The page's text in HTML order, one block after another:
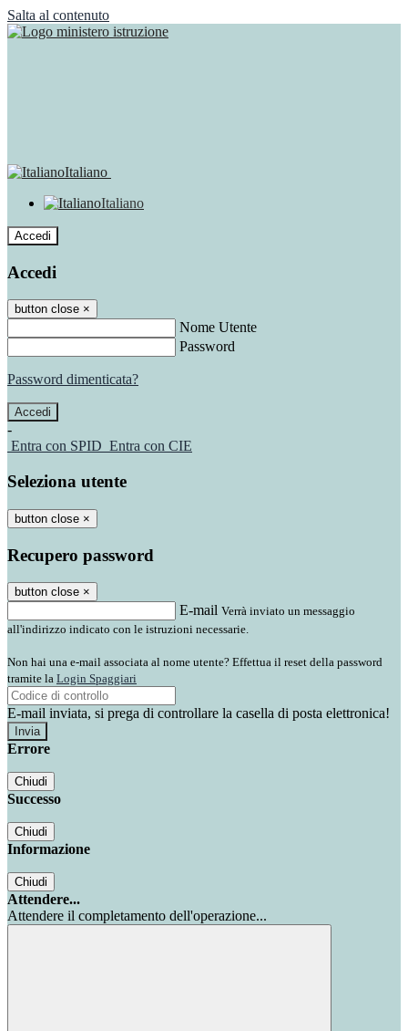
Salta al contenuto
Italiano
Italiano
Accedi
Accedi
button close ×
Nome Utente
Password
Password dimenticata?
-
Entra con SPID Entra con CIE
Seleziona utente
button close ×
Recupero password
button close ×
E-mail Verrà inviato un messaggio
all'indirizzo indicato con le istruzioni necessarie.
Non hai una e-mail associata al nome utente? Effettua il reset della password
tramite la Login Spaggiari
E-mail inviata, si prega di controllare la casella di posta elettronica!
Errore
Chiudi
Successo
Chiudi
Informazione
Chiudi
Attendere...
Attendere il completamento dell'operazione...